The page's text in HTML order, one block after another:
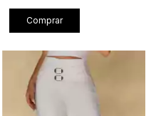
Comprar